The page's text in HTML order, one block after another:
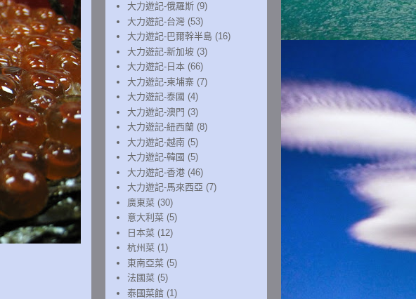
大力遊記-俄羅斯 (9)
大力遊記-台灣 (53)
大力遊記-巴爾幹半島 (16)
大力遊記-新加坡 (3)
大力遊記-日本 (66)
大力遊記-柬埔寨 (7)
大力遊記-泰國 (4)
大力遊記-澳門 (3)
大力遊記-紐西蘭 (8)
大力遊記-越南 (5)
大力遊記-韓國 (5)
大力遊記-香港 (46)
大力遊記-馬來西亞 (7)
廣東菜 (30)
意大利菜 (5)
日本菜 (12)
杭州菜 (1)
東南亞菜 (5)
法國菜 (5)
泰國菜館 (1)